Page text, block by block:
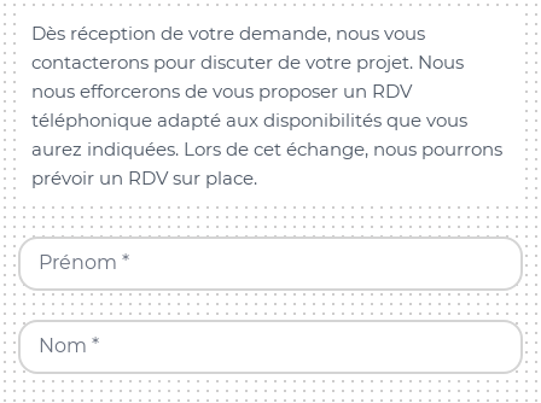
Dès réception de votre demande, nous vous
contacterons pour discuter de votre projet. Nous
nous efforcerons de vous proposer un RDV
téléphonique adapté aux disponibilités que vous
aurez indiquées. Lors de cet échange, nous pourrons
prévoir un RDV sur place.
Prénom *
Nom *